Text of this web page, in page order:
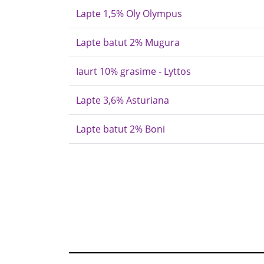
Lapte 1,5% Oly Olympus
Lapte batut 2% Mugura
Iaurt 10% grasime - Lyttos
Lapte 3,6% Asturiana
Lapte batut 2% Boni